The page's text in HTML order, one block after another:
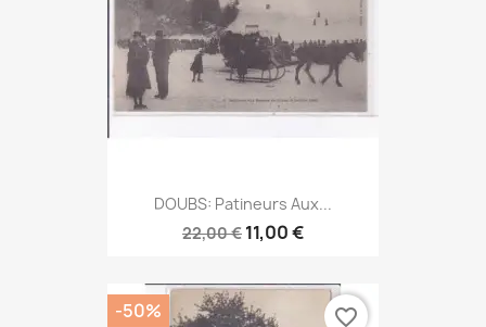
DOUBS: Patineurs Aux...
22,00 € 11,00 €
-50% favorite_border